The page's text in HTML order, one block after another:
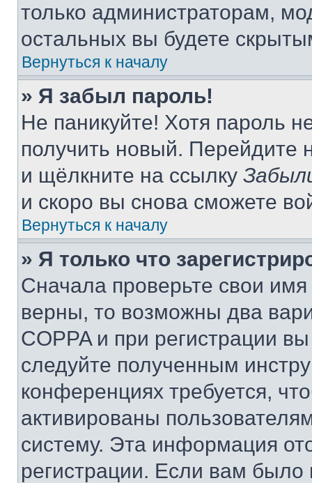
только администраторам,
остальных вы будете
Вернуться к началу
» Я забыл пароль!
Не паникуйте! Хотя пароль
получить новый. Перейдите
и щёлкните на ссылку
и скоро вы снова сможете
Вернуться к началу
» Я только что
Сначала проверьте свои
верны, то возможны два
COPPA и при регистрации
следуйте полученным
конференциях требуется,
активированы
систему. Эта информация
регистрации. Если вам